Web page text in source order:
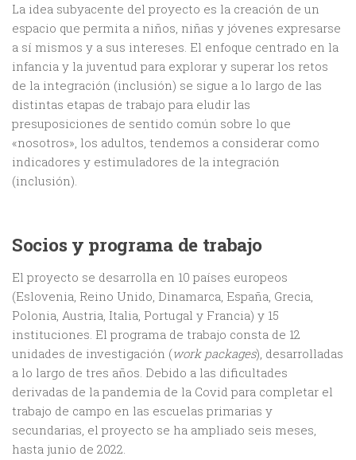
La idea subyacente del proyecto es la creación de un
espacio que permita a niños, niñas y jóvenes expresarse
a sí mismos y a sus intereses. El enfoque centrado en la
infancia y la juventud para explorar y superar los retos
de la integración (inclusión) se sigue a lo largo de las
distintas etapas de trabajo para eludir las
presuposiciones de sentido común sobre lo que
«nosotros», los adultos, tendemos a considerar como
indicadores y estimuladores de la integración
(inclusión).
Socios y programa de trabajo
El proyecto se desarrolla en 10 países europeos
(Eslovenia, Reino Unido, Dinamarca, España, Grecia,
Polonia, Austria, Italia, Portugal y Francia) y 15
instituciones. El programa de trabajo consta de 12
unidades de investigación (work packages), desarrolladas
a lo largo de tres años. Debido a las dificultades
derivadas de la pandemia de la Covid para completar el
trabajo de campo en las escuelas primarias y
secundarias, el proyecto se ha ampliado seis meses,
hasta junio de 2022.